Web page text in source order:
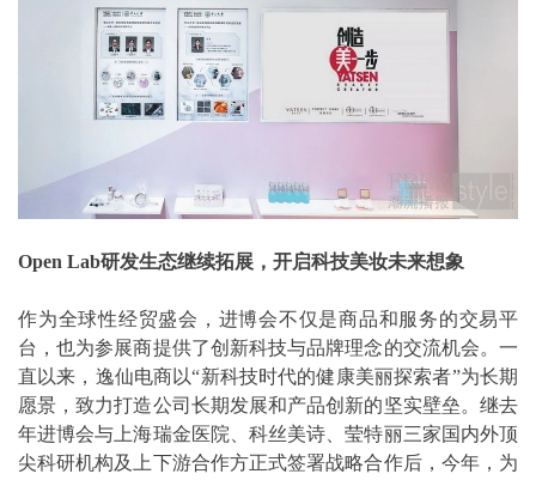
Open Lab研发生态继续拓展，开启科技美妆未来想象
作为全球性经贸盛会，进博会不仅是商品和服务的交易平
台，也为参展商提供了创新科技与品牌理念的交流机会。一
直以来，逸仙电商以“新科技时代的健康美丽探索者”为长期
愿景，致力打造公司长期发展和产品创新的坚实壁垒。继去
年进博会与上海瑞金医院、科丝美诗、莹特丽三家国内外顶
尖科研机构及上下游合作方正式签署战略合作后，今年，为